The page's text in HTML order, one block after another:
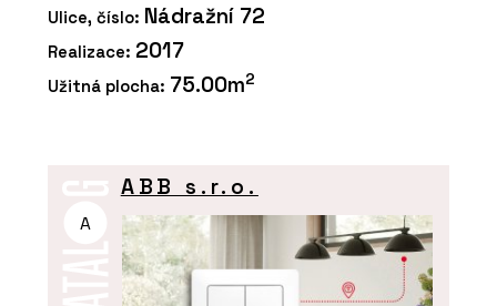
Ulice, číslo: Nádražní 72
Realizace: 2017
Užitná plocha: 75.00m2
A
ABB s.r.o.